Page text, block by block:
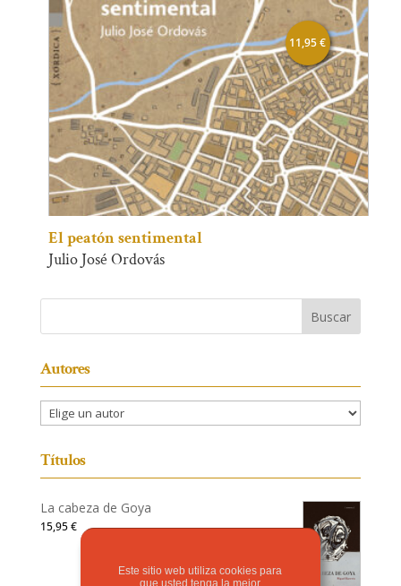
El peatón sentimental
Julio José Ordovás
11,95€
Autores
Títulos
La cabeza de Goya
15,95€
Este sitio web utiliza cookies para
que usted tenga la mejor